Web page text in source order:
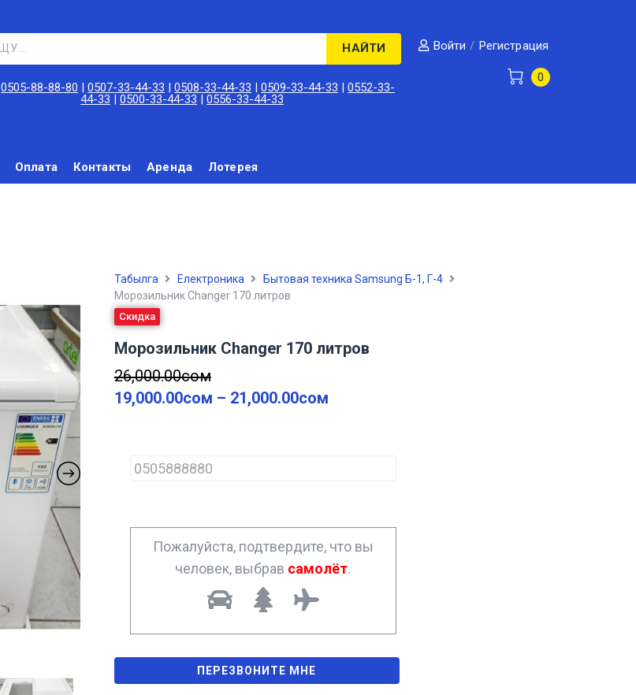
НАЙТИ
0505-88-88-80‬ |0507-33-44-33 |0508-33-44-33 |0509-33-44-33 |0552-33-
44-33 |0500-33-44-33 |0556-33-44-33
Войти / Регистрация
0
Оплата Контакты Аренда Лотерея
Табылга Електроника
Бытовая техника Samsung Б-1, Г-4
Морозильник Changer 170 литров
Скидка
Морозильник Changer 170 литров
26,000.00сом
19,000.00сом – 21,000.00сом
h
Пожалуйста, подтвердите, что вы
человек, выбрав самолёт.